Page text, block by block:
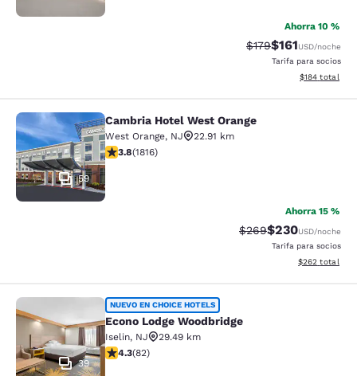
Ahorra 10 %
Tarifa tachada:
$179Tarifa reducida:
$161USD/noche
Tarifa para socios
Ver detalles
$184 total
Cambria Hotel West Orange
59
Cambria Hotel West Orange
West Orange, NJ
22.91 km
Calificación de 3.84 estrellas. Bueno. 1816 reseñas
3.8(1816)
Ahorra 15 %
Tarifa tachada:
$269Tarifa reducida:
$230USD/noche
Tarifa para socios
Ver detalles
$262 total
Econo Lodge Woodbridge
39
NUEVO EN CHOICE HOTELS
Econo Lodge Woodbridge
Iselin, NJ
29.49 km
Calificación de 4.34 estrellas. Excelente. 82 reseñas
4.3(82)